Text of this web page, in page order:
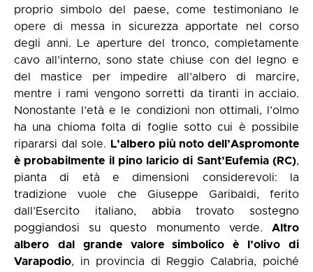
proprio simbolo del paese, come testimoniano le
opere di messa in sicurezza apportate nel corso
degli anni. Le aperture del tronco, completamente
cavo all’interno, sono state chiuse con del legno e
del mastice per impedire all’albero di marcire,
mentre i rami vengono sorretti da tiranti in acciaio.
Nonostante l’età e le condizioni non ottimali, l’olmo
ha una chioma folta di foglie sotto cui è possibile
ripararsi dal sole.
L’albero più noto dell’Aspromonte
è probabilmente il pino laricio di Sant’Eufemia (RC),
pianta di età e dimensioni considerevoli: la
tradizione vuole che Giuseppe Garibaldi, ferito
dall’Esercito italiano, abbia trovato sostegno
poggiandosi su questo monumento verde. Altro
albero
dal grande valore simbolico è l’olivo di
Varapodio, in provincia di Reggio Calabria, poiché